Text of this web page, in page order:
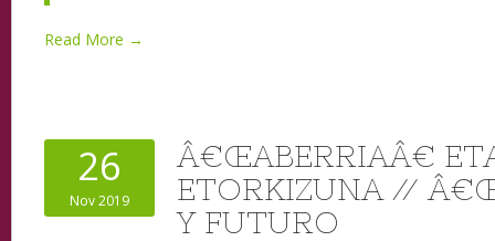
Read More →
26
Nov 2019
Â€ŒABERRIAÂ€
ETORKIZUNA //
Y FUTURO